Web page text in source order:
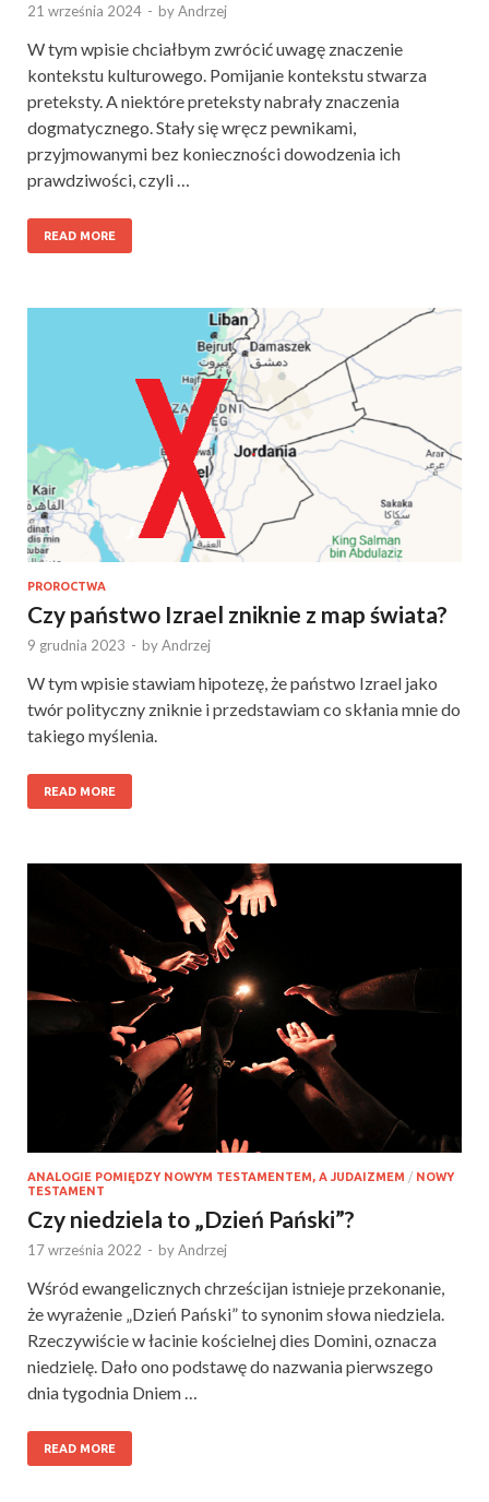
21 września 2024 - byAndrzej
W tym wpisie chciałbym zwrócić uwagę znaczenie
kontekstu kulturowego. Pomijanie kontekstu stwarza
preteksty. A niektóre preteksty nabrały znaczenia
dogmatycznego. Stały się wręcz pewnikami,
przyjmowanymi bez konieczności dowodzenia ich
prawdziwości, czyli …
READ MORE
PROROCTWA
Czy państwo Izrael zniknie z map świata?
9 grudnia 2023 - byAndrzej
W tym wpisie stawiam hipotezę, że państwo Izrael jako
twór polityczny zniknie i przedstawiam co skłania mnie do
takiego myślenia.
READ MORE
ANALOGIE POMIĘDZY NOWYM TESTAMENTEM, A JUDAIZMEM / NOWY
TESTAMENT
Czy niedziela to „Dzień Pański”?
17 września 2022 - byAndrzej
Wśród ewangelicznych chrześcijan istnieje przekonanie,
że wyrażenie „Dzień Pański” to synonim słowa niedziela.
Rzeczywiście w łacinie kościelnej dies Domini, oznacza
niedzielę. Dało ono podstawę do nazwania pierwszego
dnia tygodnia Dniem …
READ MORE